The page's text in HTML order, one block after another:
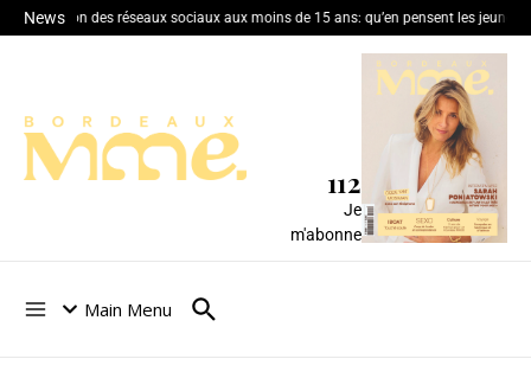
News
Interdiction des réseaux sociaux aux moins de 15 ans: qu’en pensent les jeunes
112
Je
m'abonne
Main Menu